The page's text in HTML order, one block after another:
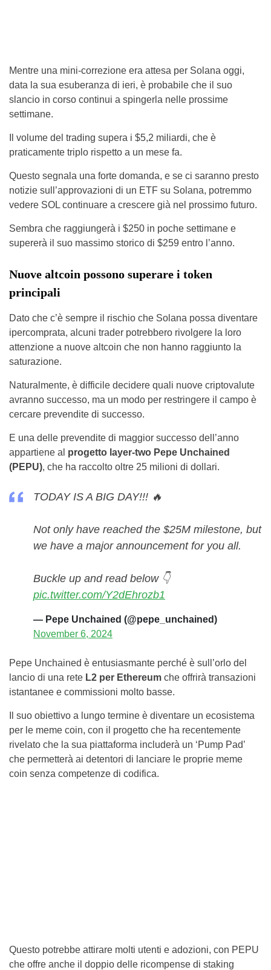
Mentre una mini-correzione era attesa per Solana oggi,
data la sua esuberanza di ieri, è probabile che il suo
slancio in corso continui a spingerla nelle prossime
settimane.
Il volume del trading supera i $5,2 miliardi, che è
praticamente triplo rispetto a un mese fa.
Questo segnala una forte domanda, e se ci saranno presto
notizie sull’approvazioni di un ETF su Solana, potremmo
vedere SOL continuare a crescere già nel prossimo futuro.
Sembra che raggiungerà i $250 in poche settimane e
supererà il suo massimo storico di $259 entro l’anno.
Nuove altcoin possono superare i token
principali
Dato che c’è sempre il rischio che Solana possa diventare
ipercomprata, alcuni trader potrebbero rivolgere la loro
attenzione a nuove altcoin che non hanno raggiunto la
saturazione.
Naturalmente, è difficile decidere quali nuove criptovalute
avranno successo, ma un modo per restringere il campo è
cercare prevendite di successo.
E una delle prevendite di maggior successo dell’anno
appartiene al progetto layer-two Pepe Unchained
(PEPU), che ha raccolto oltre 25 milioni di dollari.
TODAY IS A BIG DAY!!! 🔥
Not only have reached the $25M milestone, but
we have a major announcement for you all.
Buckle up and read below 👇
pic.twitter.com/Y2dEhrozb1
— Pepe Unchained (@pepe_unchained)
November 6, 2024
Pepe Unchained è entusiasmante perché è sull’orlo del
lancio di una rete L2 per Ethereum che offrirà transazioni
istantanee e commissioni molto basse.
Il suo obiettivo a lungo termine è diventare un ecosistema
per le meme coin, con il progetto che ha recentemente
rivelato che la sua piattaforma includerà un ‘Pump Pad’
che permetterà ai detentori di lanciare le proprie meme
coin senza competenze di codifica.
Questo potrebbe attirare molti utenti e adozioni, con PEPU
che offre anche il doppio delle ricompense di staking